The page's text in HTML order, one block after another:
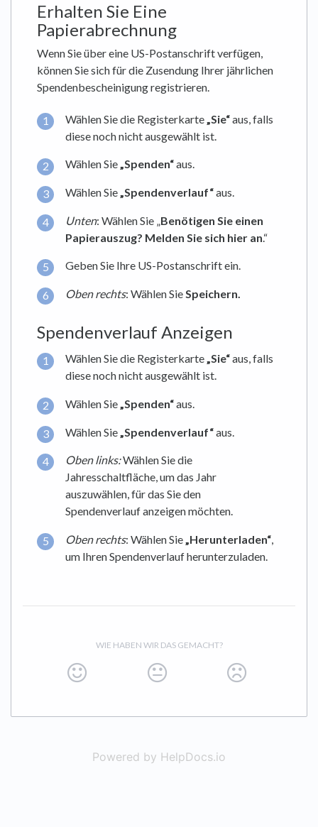
Erhalten Sie Eine
Papierabrechnung
Wenn Sie über eine US-Postanschrift verfügen,
können Sie sich für die Zusendung Ihrer jährlichen
Spendenbescheinigung registrieren.
Wählen Sie die Registerkarte„Sie“aus, falls
diese noch nicht ausgewählt ist.
Wählen Sie„Spenden“aus.
Wählen Sie„Spendenverlauf“aus.
Unten: Wählen Sie „ Benötigen Sie einen
Papierauszug? Melden Sie sich hier an.“
Geben Sie Ihre US-Postanschrift ein.
Oben rechts: Wählen SieSpeichern.
Spendenverlauf Anzeigen
Wählen Sie die Registerkarte„Sie“aus, falls
diese noch nicht ausgewählt ist.
Wählen Sie„Spenden“aus.
Wählen Sie „Spendenverlauf“aus.
Oben links:Wählen Sie die
Jahresschaltfläche, um das Jahr
auszuwählen, für das Sie den
Spendenverlauf anzeigen möchten.
Oben rechts: Wählen Sie „Herunterladen“
um Ihren Spendenverlauf herunterzuladen.
WIE HABEN WIR DAS GEMACHT?
Powered by HelpDocs.io